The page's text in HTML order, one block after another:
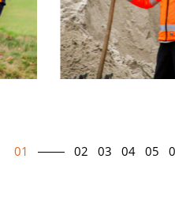
01 02 03 04 05